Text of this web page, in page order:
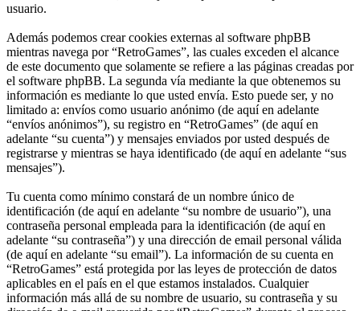
usuario.
Además podemos crear cookies externas al software phpBB
mientras navega por “RetroGames”, las cuales exceden el alcance
de este documento que solamente se refiere a las páginas creadas por
el software phpBB. La segunda vía mediante la que obtenemos su
información es mediante lo que usted envía. Esto puede ser, y no
limitado a: envíos como usuario anónimo (de aquí en adelante
“envíos anónimos”), su registro en “RetroGames” (de aquí en
adelante “su cuenta”) y mensajes enviados por usted después de
registrarse y mientras se haya identificado (de aquí en adelante “sus
mensajes”).
Tu cuenta como mínimo constará de un nombre único de
identificación (de aquí en adelante “su nombre de usuario”), una
contraseña personal empleada para la identificación (de aquí en
adelante “su contraseña”) y una dirección de email personal válida
(de aquí en adelante “su email”). La información de su cuenta en
“RetroGames” está protegida por las leyes de protección de datos
aplicables en el país en el que estamos instalados. Cualquier
información más allá de su nombre de usuario, su contraseña y su